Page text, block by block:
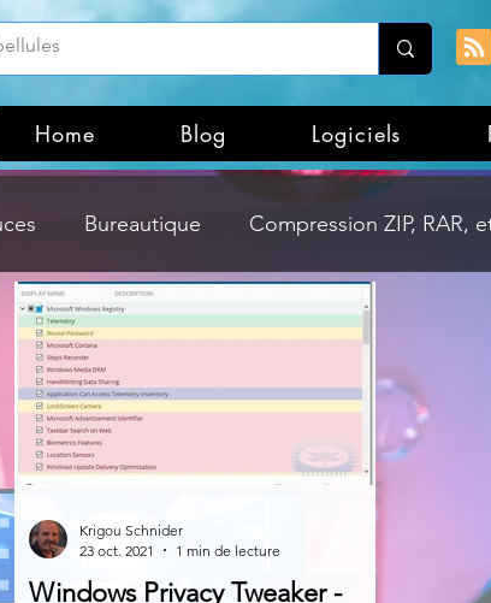
Home Blog Logiciels
Bureautique Compression ZIP, RAR,
Dossier Windows Explorateurs de fichiers
Hardware Internet
Mises à jour
Windows Privacy Tweaker -
Krigou Schnider
23 oct. 2021
1 min de lecture